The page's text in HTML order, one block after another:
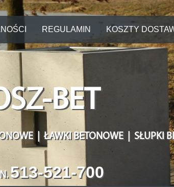
REGULAMIN KOSZTY
BET
| ŁAWKI BETONOWE | SŁUPKI
.513-521-700